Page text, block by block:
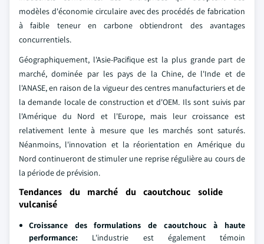
modèles d'économie circulaire avec des procédés de fabrication
à faible teneur en carbone obtiendront des avantages
concurrentiels.
Géographiquement, l'Asie-Pacifique est la plus grande part de
marché, dominée par les pays de la Chine, de l'Inde et de
l'ANASE, en raison de la vigueur des centres manufacturiers et de
la demande locale de construction et d'OEM. Ils sont suivis par
l'Amérique du Nord et l'Europe, mais leur croissance est
relativement lente à mesure que les marchés sont saturés.
Néanmoins, l'innovation et la réorientation en Amérique du
Nord continueront de stimuler une reprise régulière au cours de
la période de prévision.
Tendances du marché du caoutchouc solide
vulcanisé
Croissance des formulations de caoutchouc à haute
performance: L'industrie est également témoin